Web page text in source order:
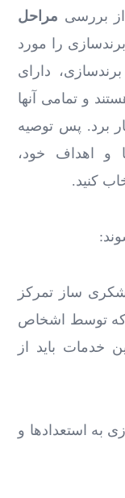
بررسی مراحل
را مورد
دارای
و تمامی آنها
برد. پس توصیه
و اهداف خود،
کنید.
شکری ساز تمرکز
که توسط اشخاص
خدمات باید از
به استعدادها و